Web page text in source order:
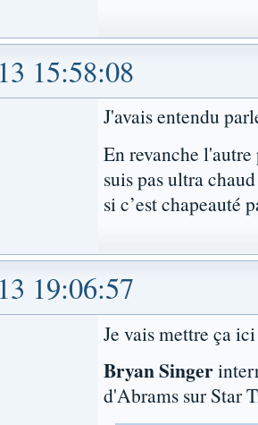
15:58:08
J'avais entendu
En revanche
suis pas ultra
si c’est chapeauté
19:06:57
Je vais mettre ça
Bryan Singer
d'Abrams sur Star